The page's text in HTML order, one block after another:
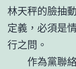
林天秤的臉抽
定義，必須是
行之問。
作為黨聯